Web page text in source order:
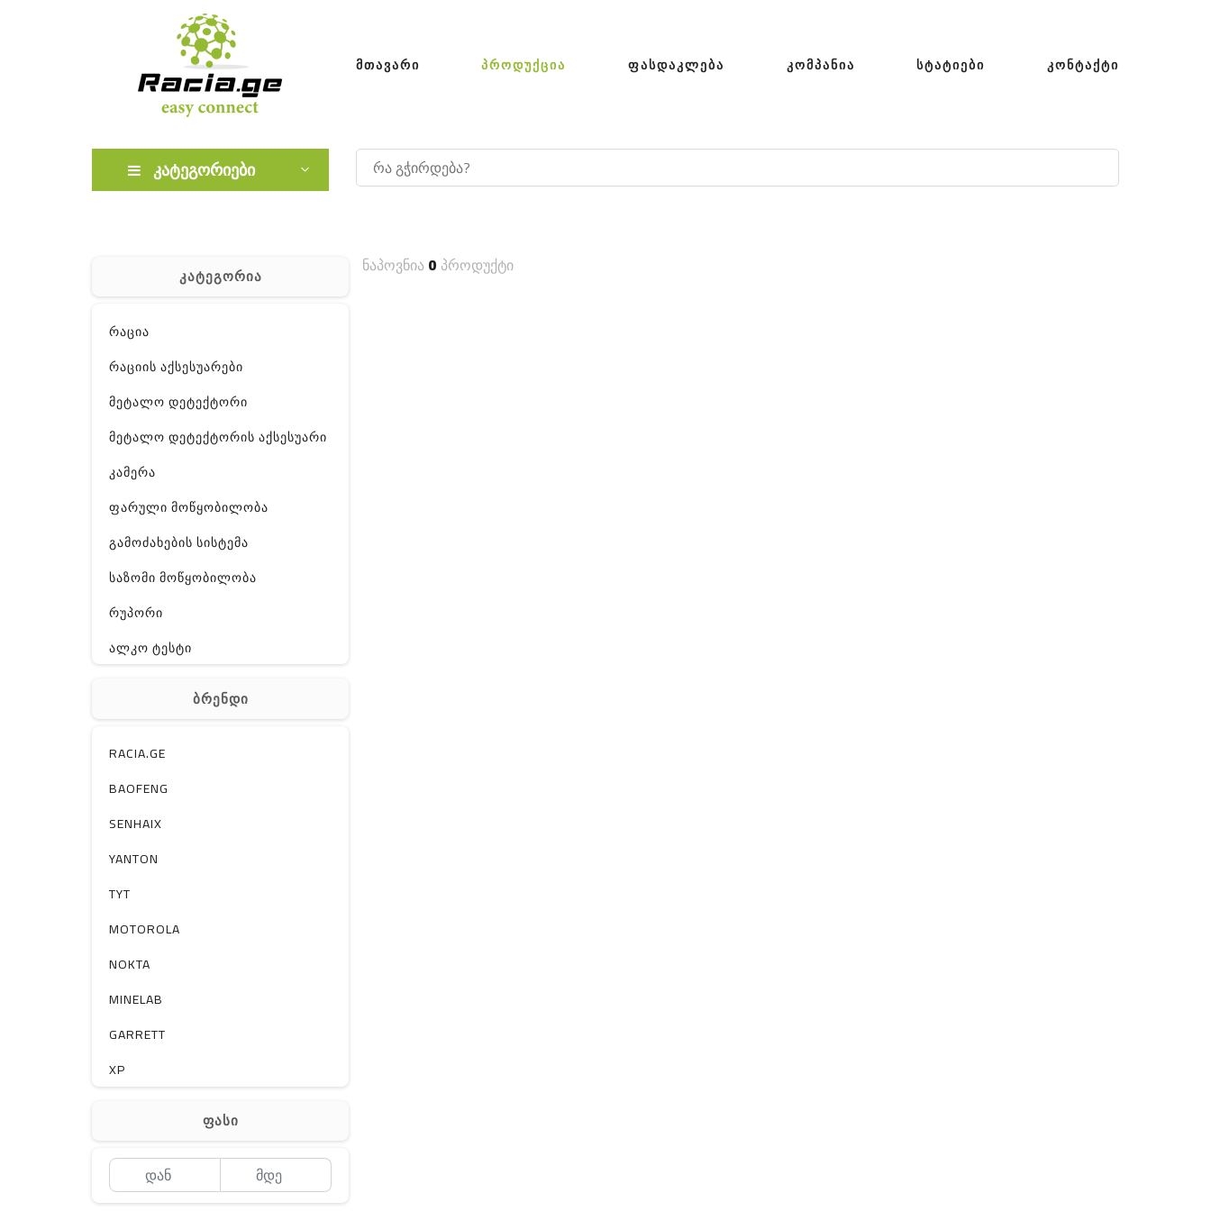
ᲛᲗᲐᲕᲐᲠᲘ ᲞᲠᲝᲓᲣᲥᲪᲘᲐ ᲤᲐᲡᲓᲐᲙᲚᲔᲑᲐ ᲙᲝᲛᲞᲐᲜᲘᲐ ᲡᲢᲐᲢᲘᲔᲑᲘ ᲙᲝᲜᲢᲐᲥᲢᲘ
კატეგორიები
კატეგორია
რაცია
რაციის აქსესუარები
მეტალო დეტექტორი
მეტალო დეტექტორის აქსესუარი
კამერა
ფარული მოწყობილობა
გამოძახების სისტემა
საზომი მოწყობილობა
რუპორი
ალკო ტესტი
ელ. მოწყობილობები
მაგნიტი
სხვა
ბრენდი
RACIA.GE
BAOFENG
SENHAIX
YANTON
TYT
MOTOROLA
NOKTA
MINELAB
GARRETT
XP
ფასი
ნაპოვნია0 პროდუქტი